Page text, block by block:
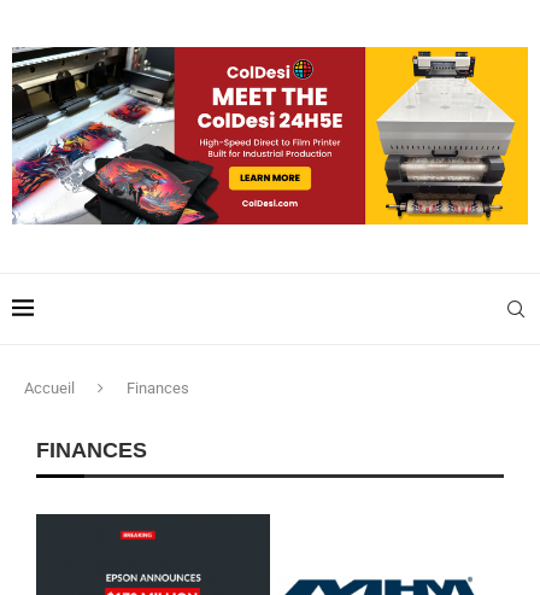
Accueil Finances
FINANCES